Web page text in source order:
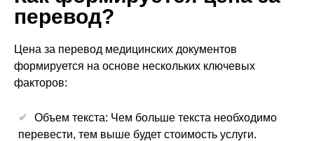
перевод?
Цена за перевод медицинских документов
формируется на основе нескольких ключевых
факторов:
Объем текста: Чем больше текста необходимо
перевести, тем выше будет стоимость услуги.